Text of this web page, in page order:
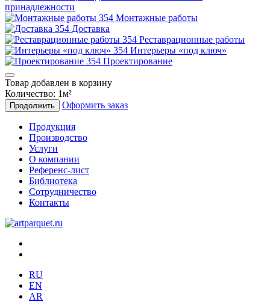
принадлежности
Монтажные работы
Доставка
Реставрационные работы
Интерьеры «под ключ»
Проектирование
Товар добавлен в корзину
Количество: 1м²
Продолжить Оформить заказ
Продукция
Производство
Услуги
О компании
Референс-лист
Библиотека
Сотрудничество
Контакты
RU
EN
AR